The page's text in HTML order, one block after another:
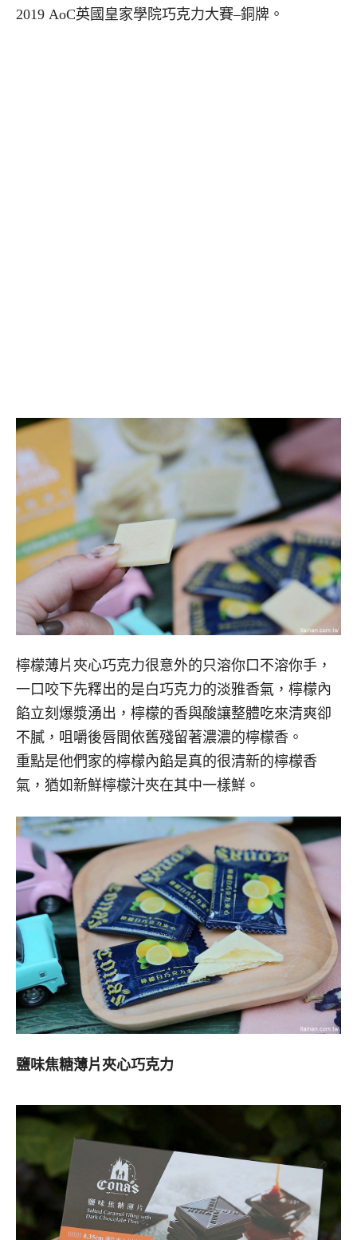
2019 AoC英國皇家學院巧克力大賽–銅牌。
檸檬薄片夾心巧克力很意外的只溶你口不溶你手，
一口咬下先釋出的是白巧克力的淡雅香氣，檸檬內
餡立刻爆漿湧出，檸檬的香與酸讓整體吃來清爽卻
不膩，咀嚼後唇間依舊殘留著濃濃的檸檬香。
重點是他們家的檸檬內餡是真的很清新的檸檬香
氣，猶如新鮮檸檬汁夾在其中一樣鮮。
鹽味焦糖薄片夾心巧克力